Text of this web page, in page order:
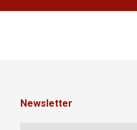
Newsletter